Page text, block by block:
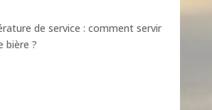
de service : comment servir
bière ?